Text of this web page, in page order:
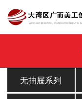
无抽屉系列